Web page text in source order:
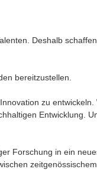
Deshalb
bereitzustellen.
zu
Entwicklung.
Forschung in ein